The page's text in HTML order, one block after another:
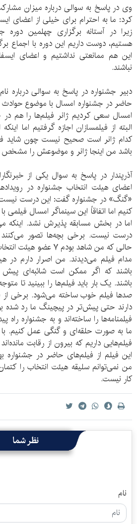
وی در پاسخ به سوالی درباره میزان
کرد: ما به احترام برای خیلی از اعضای
زیرا در آستانه برگزاری چهلمین دوره
هستیم، دوست داریم این دوره با اجماع
این هم ممانعتی نداشتیم و اعضای
نباشند.
دبیر جشنواره در پاسخ به سوالی درباره
حاضر در جشنواره امسال با موضوع
امسال سعی کردیم ژانر فیلم‌ها را هم در
البته از فیلمسازان اجازه گرفتیم اما
کدام ژانر است صحیح نیست چون شاید
باشد من اینجا ژانر و موضوعش را مشخص
آذرپندار در پاسخ به سوال یکی از
اعضای هیئت انتخاب جشنواره در
«گنگ» در جشنواره گفت: این درست
کنیم اما اتفاقاً این سینماگر امسال
اما در بخش مسابقه پذیرش نشد. اینکه
درست نیست. برخی بچه‌ها تصور می‌کنند
مدام فیلم می‌دیدند. من اصرار دارم در
باشند که اگر ممکن است شائبه‌ای پیش
باشند. یک بار باید فیلم‌ها را ببینید تا
صدها فیلم خوب ساخته می‌شود. برخی از
دارند حتی پیش‌تر در پیچینگ ما رد شده
فیلمنامه‌ها را ساخته‌اند و به جشنواره راه
ما به صورت حلقه‌ای و گنگی عمل کنیم.
فیلم‌هایی داریم که بیرون از رقابت
این فیلم از فیلم‌های حاضر در
من نمی‌توانم سلیقه هیئت انتخاب را
کار نیست.
نظر شما
نام